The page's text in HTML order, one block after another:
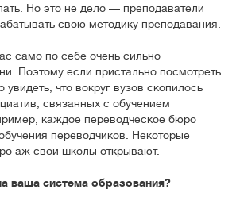
Но это не дело — преподаватели
свою методику преподавания.
само по себе очень сильно
Поэтому если пристально посмотреть
что вокруг вузов скопилось
связанных с обучением
каждое переводческое бюро
переводчиков. Некоторые
аж свои школы открывают.
ваша система образования?